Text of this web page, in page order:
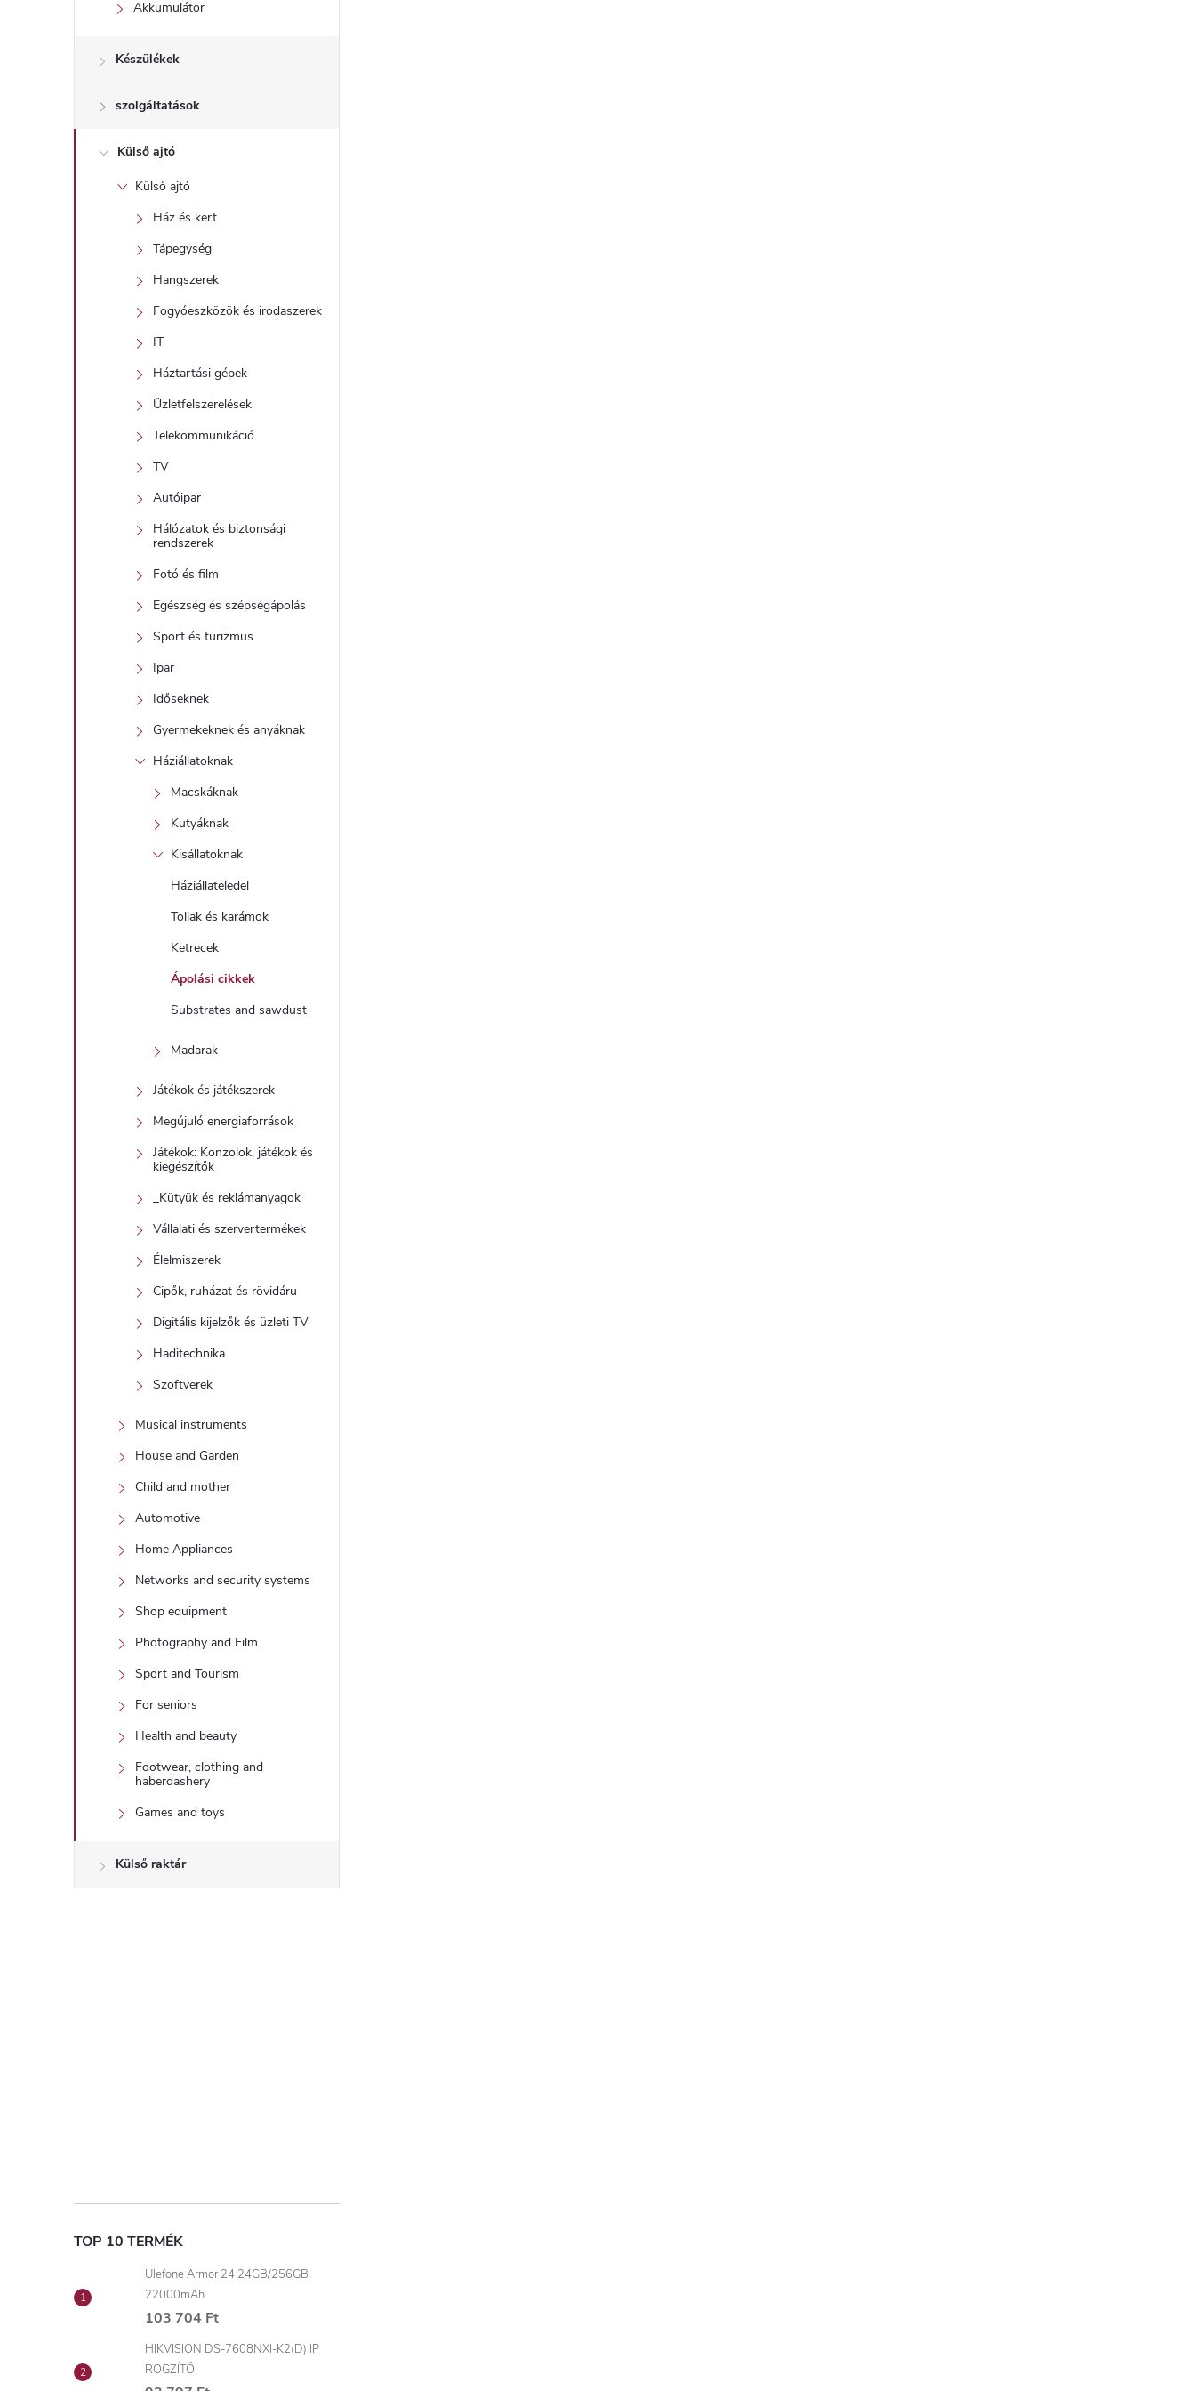
Akkumulátor
Készülékek
szolgáltatások
Külső ajtó
Külső ajtó
Ház és kert
Tápegység
Hangszerek
Fogyóeszközök és irodaszerek
IT
Háztartási gépek
Üzletfelszerelések
Telekommunikáció
TV
Autóipar
Hálózatok és biztonsági
rendszerek
Fotó és film
Egészség és szépségápolás
Sport és turizmus
Ipar
Időseknek
Gyermekeknek és anyáknak
Háziállatoknak
Macskáknak
Kutyáknak
Kisállatoknak
Háziállateledel
Tollak és karámok
Ketrecek
Ápolási cikkek
Substrates and sawdust
Madarak
Játékok és játékszerek
Megújuló energiaforrások
Játékok: Konzolok, játékok és
kiegészítők
_Kütyük és reklámanyagok
Vállalati és szervertermékek
Élelmiszerek
Cipők, ruházat és rövidáru
Digitális kijelzők és üzleti TV
Haditechnika
Szoftverek
Musical instruments
House and Garden
Child and mother
Automotive
Home Appliances
Networks and security systems
Shop equipment
Photography and Film
Sport and Tourism
For seniors
Health and beauty
Footwear, clothing and
haberdashery
Games and toys
Külső raktár
TOP 10 TERMÉK
Ulefone Armor 24 24GB/256GB
22000mAh
103 704 Ft
HIKVISION DS-7608NXI-K2(D) IP
RÖGZÍTŐ